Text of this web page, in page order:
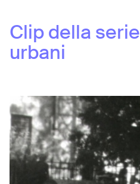
Clip della serie
urbani